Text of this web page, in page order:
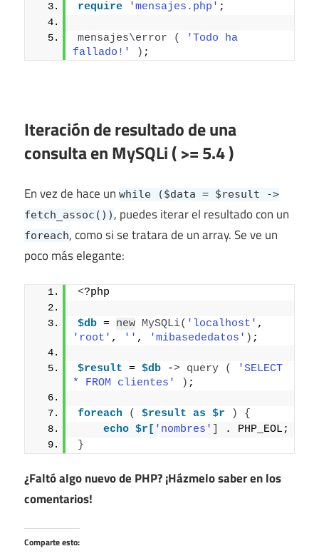
require 'mensajes.php' ;
mensajes\error (
'Todo ha
fallado!'
) ;
Iteración de resultado de una
consulta en MySQLi ( >= 5.4 )
En vez de hace un while ($data = $result ->
fetch_assoc()) , puedes iterar el resultado con un
foreach, como si se tratara de un array. Se ve un
poco más elegante:
<?php
$db = new MySQLi( 'localhost'
'root' , '' , 'mibasededatos' ) ;
$result = $db -> query (
'SELECT
* FROM clientes'
) ;
foreach ( $result as $r )
{
echo $r[ 'nombres'
. PHP_EOL;
}
¿Faltó algo nuevo de PHP? ¡Házmelo saber en los
comentarios!
Comparte esto: